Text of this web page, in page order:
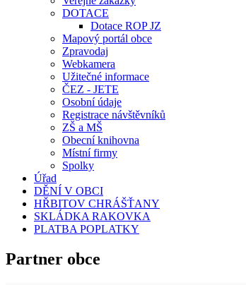
DOTACE
Dotace ROP JZ
Mapový portál obce
Zpravodaj
Webkamera
Užitečné informace
ČEZ - JETE
Osobní údaje
Registrace návštěvníků
ZŠ a MŠ
Obecní knihovna
Místní firmy
Spolky
Úřad
DĚNÍ V OBCI
HŘBITOV CHRÁŠŤANY
SKLÁDKA RAKOVKA
PLATBA POPLATKY
Partner obce